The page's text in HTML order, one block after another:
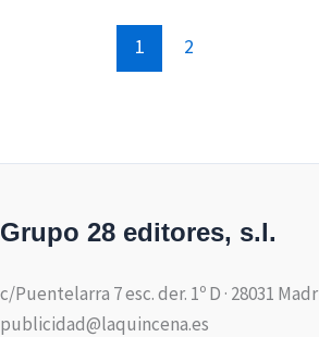
1 2
Grupo 28 editores, s.l.
c/Puentelarra 7 esc. der. 1º D · 28031
publicidad@laquincena.es